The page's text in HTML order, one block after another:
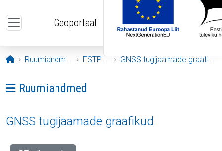
Geoportaal
Avaleht
Ruumiandmed ESTPOS GNSS tugijaamade graafikud
Ava menüü: Ruumiandmed
Ruumiandmed
GNSS tugijaamade graafikud